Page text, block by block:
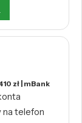
zł | mBank
na telefon